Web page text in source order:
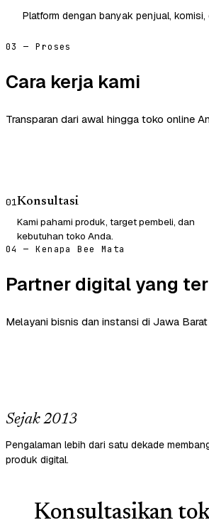
Platform dengan banyak penjual, komisi,
03 — Proses
Cara kerja kami
Transparan dari awal hingga toko online
01Konsultasi
Kami pahami produk, target pembeli, dan
kebutuhan toko Anda.
04 — Kenapa Bee Mata
Partner digital yang
Melayani bisnis dan instansi di Jawa
Sejak 2013
Pengalaman lebih dari satu dekade
produk digital.
Konsultasikan